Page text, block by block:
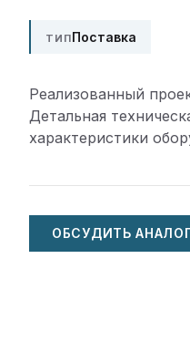
ТИППоставка
Реализованный
Детальная
характеристики
ОБСУДИТЬ